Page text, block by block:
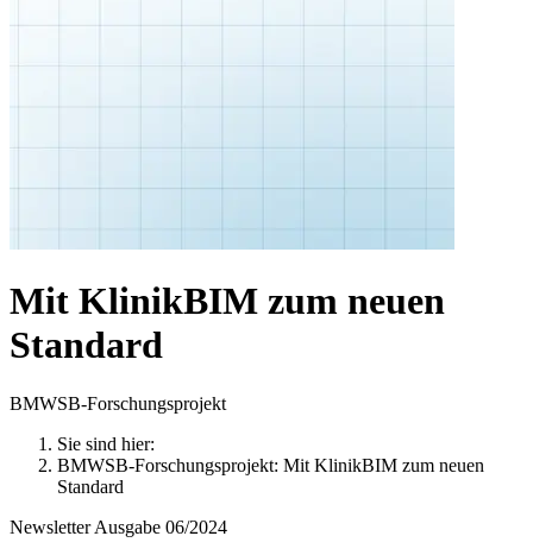
Mit KlinikBIM zum neuen
Standard
BMWSB-Forschungsprojekt
Sie sind hier:
BMWSB-Forschungsprojekt: Mit KlinikBIM zum neuen
Standard
Newsletter Ausgabe 06/2024